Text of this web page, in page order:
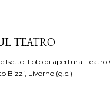
TEATRO
Isetto. Foto di apertura:
Bizzi, Livorno (g.c.)